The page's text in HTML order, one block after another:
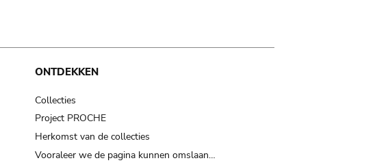
ONTDEKKEN
Collecties
Project PROCHE
Herkomst van de collecties
Vooraleer we de pagina kunnen omslaan…